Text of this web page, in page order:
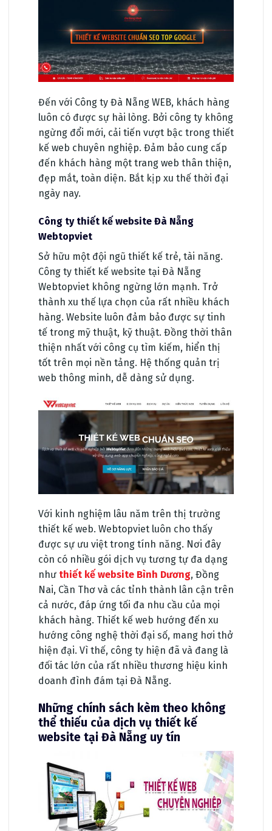
Đến với Công ty Đà Nẵng WEB, khách hàng
luôn có được sự hài lòng. Bởi công ty không
ngừng đổi mới, cải tiến vượt bậc trong thiết
kế web chuyên nghiệp. Đảm bảo cung cấp
đến khách hàng một trang web thân thiện,
đẹp mắt, toàn diện. Bắt kịp xu thế thời đại
ngày nay.
Công ty thiết kế website Đà Nẵng
Webtopviet
Sở hữu một đội ngũ thiết kế trẻ, tài năng.
Công ty thiết kế website tại Đà Nẵng
Webtopviet không ngừng lớn mạnh. Trở
thành xu thế lựa chọn của rất nhiều khách
hàng. Website luôn đảm bảo được sự tinh
tế trong mỹ thuật, kỹ thuật. Đồng thời thân
thiện nhất với công cụ tìm kiếm, hiển thị
tốt trên mọi nền tảng. Hệ thống quản trị
web thông minh, dễ dàng sử dụng.
Với kinh nghiệm lâu năm trên thị trường
thiết kế web. Webtopviet luôn cho thấy
được sự ưu việt trong tính năng. Nơi đây
còn có nhiều gói dịch vụ tương tự đa dạng
như thiết kế website Bình Dương, Đồng
Nai, Cần Thơ và các tỉnh thành lân cận trên
cả nước, đáp ứng tối đa nhu cầu của mọi
khách hàng. Thiết kế web hướng đến xu
hướng công nghệ thời đại số, mang hơi thở
hiện đại. Vì thế, công ty hiện đã và đang là
đối tác lớn của rất nhiều thương hiệu kinh
doanh đình đám tại Đà Nẵng.
Những chính sách kèm theo không
thể thiếu của dịch vụ thiết kế
website tại Đà Nẵng uy tín